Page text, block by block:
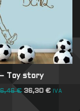
Toy story
€ 36,30€ IVA